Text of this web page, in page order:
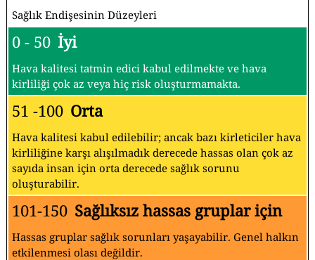
Sağlık Endişesinin Düzeyleri
0 - 50 İyi
Hava kalitesi tatmin edici kabul edilmekte ve hava
kirliliği çok az veya hiç risk oluşturmamakta.
51 -100 Orta
Hava kalitesi kabul edilebilir; ancak bazı kirleticiler hava
kirliliğine karşı alışılmadık derecede hassas olan çok az
sayıda insan için orta derecede sağlık sorunu
oluşturabilir.
101-150 Sağlıksız hassas gruplar için
Hassas gruplar sağlık sorunları yaşayabilir. Genel halkın
etkilenmesi olası değildir.